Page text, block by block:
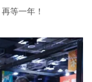
等一年！